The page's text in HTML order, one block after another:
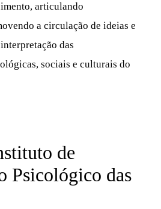
articulando
a circulação de ideias e
das
sociais e culturais do
de
Psicológico das